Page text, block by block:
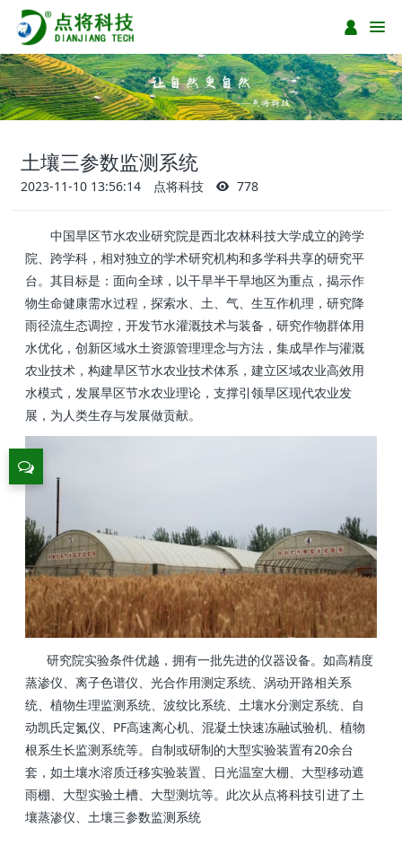
土壤三参数监测系统
2023-11-10 13:56:14 点将科技 778
中国旱区节水农业研究院是西北农林科技大学成立的跨学
院、跨学科，相对独立的学术研究机构和多学科共享的研究平
台。其目标是：面向全球，以干旱半干旱地区为重点，揭示作
物生命健康需水过程，探索水、土、气、生互作机理，研究降
雨径流生态调控，开发节水灌溉技术与装备，研究作物群体用
水优化，创新区域水土资源管理理念与方法，集成旱作与灌溉
农业技术，构建旱区节水农业技术体系，建立区域农业高效用
水模式，发展旱区节水农业理论，支撑引领旱区现代农业发
展，为人类生存与发展做贡献。
研究院实验条件优越，拥有一批先进的仪器设备。如高精度
蒸渗仪、离子色谱仪、光合作用测定系统、涡动开路相关系
统、植物生理监测系统、波纹比系统、土壤水分测定系统、自
动凯氏定氮仪、PF高速离心机、混凝土快速冻融试验机、植物
根系生长监测系统等。自制或研制的大型实验装置有20余台
套，如土壤水溶质迁移实验装置、日光温室大棚、大型移动遮
雨棚、大型实验土槽、大型测坑等。此次从点将科技引进了土
壤蒸渗仪、土壤三参数监测系统